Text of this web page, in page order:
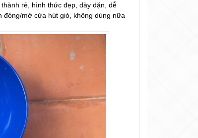
thành rẻ, hình thức đẹp, dày dặn, dễ
đóng/mở cửa hút gió, không dùng nữa